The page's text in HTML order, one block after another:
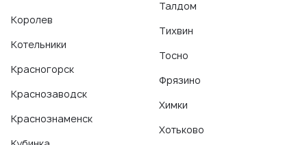
Королев
Котельники
Красногорск
Краснозаводск
Краснознаменск
Талдом
Тихвин
Тосно
Фрязино
Химки
Хотьково